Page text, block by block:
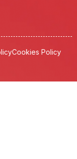
Cookies Policy